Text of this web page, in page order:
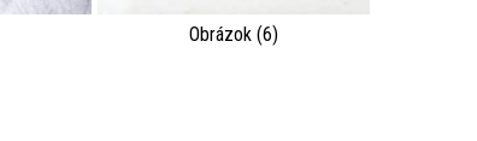
Obrázok (6)